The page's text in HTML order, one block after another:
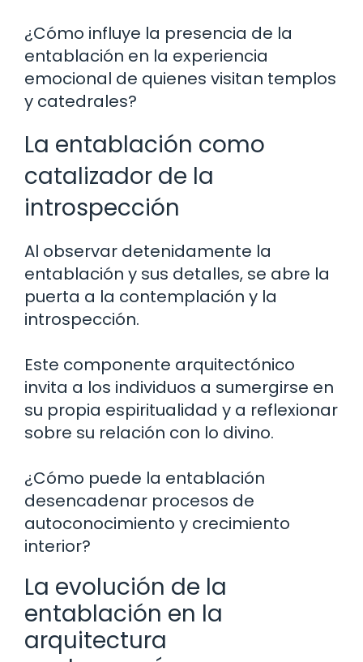
¿Cómo influye la presencia de la
entablación en la experiencia
emocional de quienes visitan templos
y catedrales?
La entablación como
catalizador de la
introspección
Al observar detenidamente la
entablación y sus detalles, se abre la
puerta a la contemplación y la
introspección.
Este componente arquitectónico
invita a los individuos a sumergirse en
su propia espiritualidad y a reflexionar
sobre su relación con lo divino.
¿Cómo puede la entablación
desencadenar procesos de
autoconocimiento y crecimiento
interior?
La evolución de la
entablación en la
arquitectura